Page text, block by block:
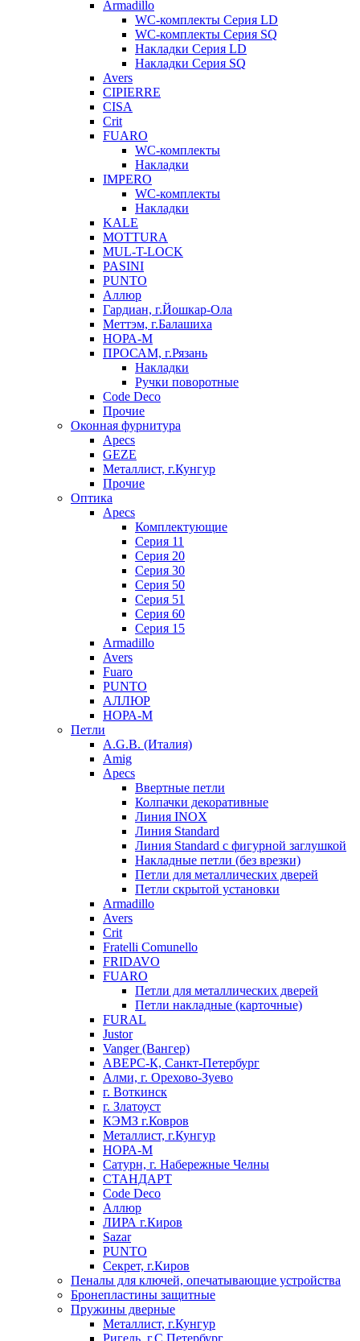
Armadillo
WC-комплекты Серия LD
WC-комплекты Серия SQ
Накладки Серия LD
Накладки Серия SQ
Avers
CIPIERRE
CISA
Crit
FUARO
WC-комплекты
Накладки
IMPERO
WC-комплекты
Накладки
KALE
MOTTURA
MUL-T-LOCK
PASINI
PUNTO
Аллюр
Гардиан, г.Йошкар-Ола
Меттэм, г.Балашиха
НОРА-М
ПРОСАМ, г.Рязань
Накладки
Ручки поворотные
Code Deco
Прочие
Оконная фурнитура
Apecs
GEZE
Металлист, г.Кунгур
Прочие
Оптика
Apecs
Комплектующие
Серия 11
Серия 20
Серия 30
Серия 50
Серия 51
Серия 60
Серия 15
Armadillo
Avers
Fuaro
PUNTO
АЛЛЮР
НОРА-М
Петли
A.G.B. (Италия)
Amig
Apecs
Ввертные петли
Колпачки декоративные
Линия INOX
Линия Standard
Линия Standard с фигурной заглушкой
Накладные петли (без врезки)
Петли для металлических дверей
Петли скрытой установки
Armadillo
Avers
Crit
Fratelli Comunello
FRIDAVO
FUARO
Петли для металлических дверей
Петли накладные (карточные)
FURAL
Justor
Vanger (Вангер)
АВЕРС-К, Санкт-Петербург
Алми, г. Орехово-Зуево
г. Воткинск
г. Златоуст
КЭМЗ г.Ковров
Металлист, г.Кунгур
НОРА-М
Сатурн, г. Набережные Челны
СТАНДАРТ
Code Deco
Аллюр
ЛИРА г.Киров
Sazar
PUNTO
Секрет, г.Киров
Пеналы для ключей, опечатывающие устройства
Бронепластины защитные
Пружины дверные
Металлист, г.Кунгур
Ригель, г.С.Петербург